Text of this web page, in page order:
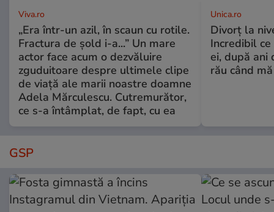
Viva.ro
„Era într-un azil, în scaun cu rotile.
Fractura de șold i-a...” Un mare
actor face acum o dezvăluire
zguduitoare despre ultimele clipe
de viață ale marii noastre doamne
Adela Mărculescu. Cutremurător,
ce s-a întâmplat, de fapt, cu ea
Unica.ro
Divorț la
Incredibil
ei, după ani
rău când
GSP